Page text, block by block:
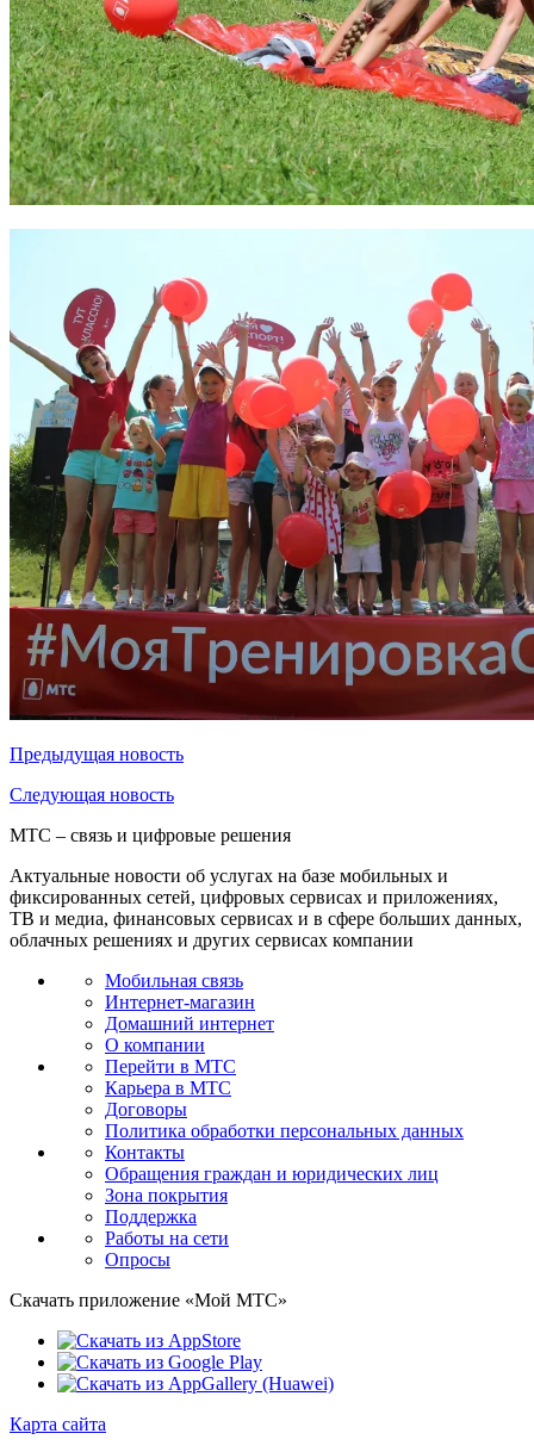
Предыдущая новость
Следующая новость
МТС – связь и цифровые решения
Актуальные новости об услугах на базе мобильных и
фиксированных сетей, цифровых сервисах и приложениях,
ТВ и медиа, финансовых сервисах и в сфере больших данных,
облачных решениях и других сервисах компании
Мобильная связь
Интернет-магазин
Домашний интернет
О компании
Перейти в МТС
Карьера в МТС
Договоры
Политика обработки персональных данных
Контакты
Обращения граждан и юридических лиц
Зона покрытия
Поддержка
Работы на сети
Опросы
Скачать приложение «Мой МТС»
Карта сайта